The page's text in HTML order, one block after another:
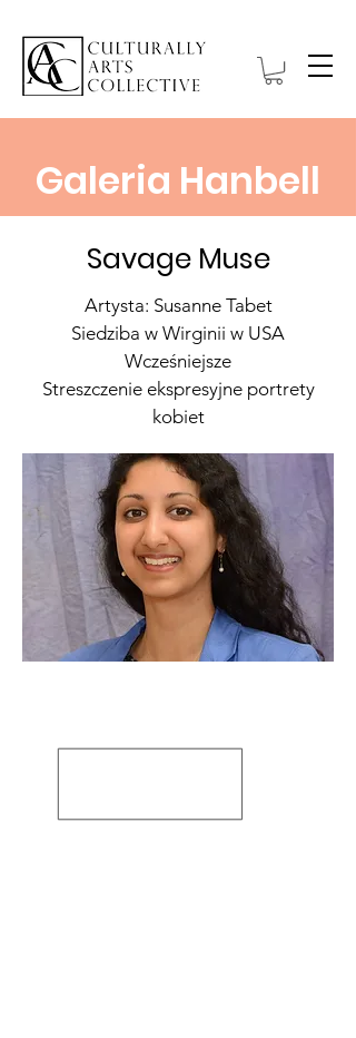
Galeria Hanbell
Savage Muse
Artysta: Susanne Tabet
Siedziba w Wirginii w USA
Wcześniejsze
Streszczenie ekspresyjne portrety
kobiet